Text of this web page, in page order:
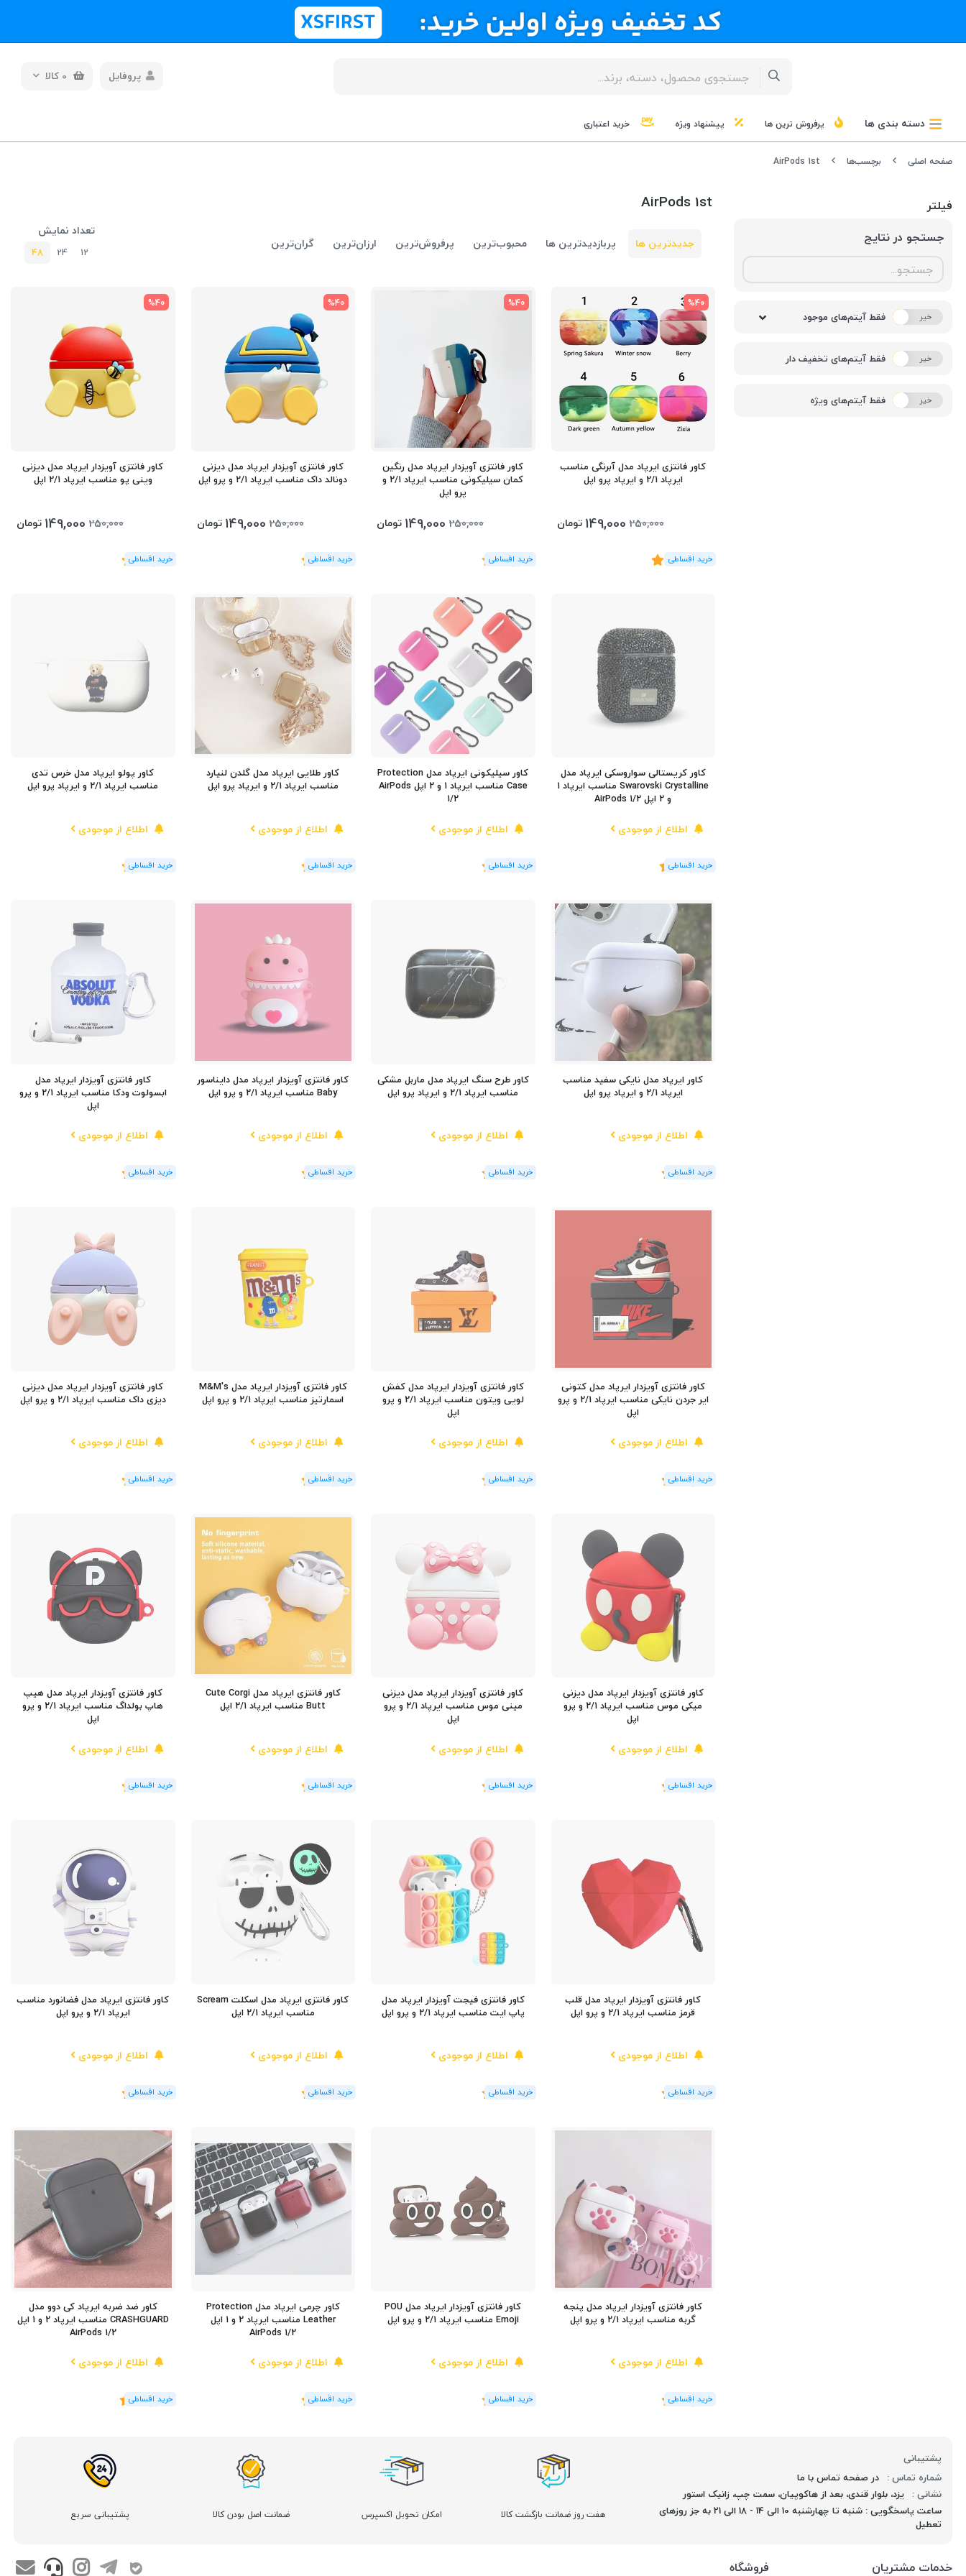
0 کالا پروفایل
دسته بندی ها پرفروش ترین ها پیشنهاد ویژه خرید اعتباری
صفحه اصلی برچسب‌ها AirPods 1st
فیلتر
جستجو در نتایج
بله خیر فقط آیتم‌های موجود
بله خیر فقط آیتم‌های تخفیف دار
بله خیر فقط آیتم‌های ویژه
AirPods 1st
جدیدترین ها پربازدیدترین ها محبوب‌‌ترین پرفروش‌ترین ارزان‌ترین گران‌ترین
تعداد نمایش
12
24
48
%40
کاور فانتزی ایرپاد مدل آبرنگی مناسب
ایرپاد 2/1 و ایرپاد پرو اپل
250,000
149,000 تومان
(5 رای)
4.8
%40
کاور فانتزی آویزدار ایرپاد مدل رنگین
کمان سیلیکونی مناسب ایرپاد 2/1 و
پرو اپل
250,000
149,000 تومان
(1رای)
5
%40
کاور فانتزی آویزدار ایرپاد مدل دیزنی
دونالد داک مناسب ایرپاد 2/1 و پرو اپل
250,000
149,000 تومان
(1رای)
5
%40
کاور فانتزی آویزدار ایرپاد مدل دیزنی
وینی پو مناسب ایرپاد 2/1 اپل
250,000
149,000 تومان
(1رای)
5
کاور کریستالی سواروسکی ایرپاد مدل
Swarovski Crystalline مناسب ایرپاد 1
و 2 اپل AirPods 1/2
اطلاع از موجودی
(2 رای)
5
کاور سیلیکونی ایرپاد مدل Protection
Case مناسب ایرپاد 1 و 2 اپل AirPods
1/2
اطلاع از موجودی
(1رای)
5
کاور طلایی ایرپاد مدل گلدن لنیارد
مناسب ایرپاد 2/1 و ایرپاد پرو اپل
اطلاع از موجودی
(1رای)
5
کاور پولو ایرپاد مدل خرس تدی
مناسب ایرپاد 2/1 و ایرپاد پرو اپل
اطلاع از موجودی
(1رای)
5
کاور ایرپاد مدل نایکی سفید مناسب
ایرپاد 2/1 و ایرپاد پرو اپل
اطلاع از موجودی
(1رای)
5
کاور طرح سنگ ایرپاد مدل ماربل مشکی
مناسب ایرپاد 2/1 و ایرپاد پرو اپل
اطلاع از موجودی
(1رای)
5
کاور فانتزی آویزدار ایرپاد مدل دایناسور
Baby مناسب ایرپاد 2/1 و پرو اپل
اطلاع از موجودی
(1رای)
5
کاور فانتزی آویزدار ایرپاد مدل
ابسولوت ودکا مناسب ایرپاد 2/1 و پرو
اپل
اطلاع از موجودی
(1رای)
5
کاور فانتزی آویزدار ایرپاد مدل کتونی
ایر جردن نایکی مناسب ایرپاد 2/1 و پرو
اپل
اطلاع از موجودی
(1رای)
5
کاور فانتزی آویزدار ایرپاد مدل کفش
لویی ویتون مناسب ایرپاد 2/1 و پرو
اپل
اطلاع از موجودی
(1رای)
5
کاور فانتزی آویزدار ایرپاد مدل M&M's
اسمارتیز مناسب ایرپاد 2/1 و پرو اپل
اطلاع از موجودی
(1رای)
5
کاور فانتزی آویزدار ایرپاد مدل دیزنی
دیزی داک مناسب ایرپاد 2/1 و پرو اپل
اطلاع از موجودی
(1رای)
5
کاور فانتزی آویزدار ایرپاد مدل دیزنی
میکی موس مناسب ایرپاد 2/1 و پرو
اپل
اطلاع از موجودی
(1رای)
5
کاور فانتزی آویزدار ایرپاد مدل دیزنی
مینی موس مناسب ایرپاد 2/1 و پرو
اپل
اطلاع از موجودی
(1رای)
5
کاور فانتزی ایرپاد مدل Cute Corgi
Butt مناسب ایرپاد 2/1 اپل
اطلاع از موجودی
(1رای)
5
کاور فانتزی آویزدار ایرپاد مدل هیپ
هاپ بولداگ مناسب ایرپاد 2/1 و پرو
اپل
اطلاع از موجودی
(1رای)
5
کاور فانتزی آویزدار ایرپاد مدل قلب
قرمز مناسب ایرپاد 2/1 و پرو اپل
اطلاع از موجودی
(1رای)
5
کاور فانتزی فیجت آویزدار ایرپاد مدل
پاپ ایت مناسب ایرپاد 2/1 و پرو اپل
اطلاع از موجودی
(1رای)
5
کاور فانتزی ایرپاد مدل اسکلت Scream
مناسب ایرپاد 2/1 اپل
اطلاع از موجودی
(1رای)
5
کاور فانتزی ایرپاد مدل فضانورد مناسب
ایرپاد 2/1 و پرو اپل
اطلاع از موجودی
(1رای)
5
کاور فانتزی آویزدار ایرپاد مدل پنجه
گربه مناسب ایرپاد 2/1 و پرو اپل
اطلاع از موجودی
(1رای)
5
کاور فانتزی آویزدار ایرپاد مدل POU
Emoji مناسب ایرپاد 2/1 و پرو اپل
اطلاع از موجودی
(1رای)
5
کاور چرمی ایرپاد مدل Protection
Leather مناسب ایرپاد 2 و 1 اپل
AirPods 1/2
اطلاع از موجودی
(1رای)
5
کاور ضد ضربه ایرپاد کی دوو مدل
CRASHGUARD مناسب ایرپاد 2 و 1 اپل
AirPods 1/2
اطلاع از موجودی
(2 رای)
5
پشتیبانی
شماره تماس : در صفحه تماس با ما
نشانی : یزد، بلوار قندی، بعد از هاکوپیان، سمت چپ، زانیک استور
ساعت پاسخگویی : شنبه تا چهارشنبه 10 الی 14 - 18 الی 21 به جز روزهای
تعطیل
هفت روز ضمانت بازگشت کالا امکان تحویل اکسپرس ضمانت اصل بودن کالا پشتیبانی سریع
خدمات مشتریان فروشگاه